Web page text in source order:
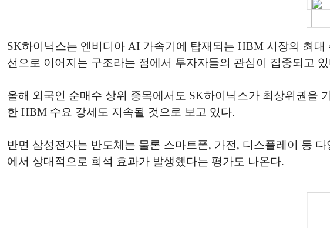
SK하이닉스는 엔비디아 AI 가속기에 탑재되는 HBM 시장의 최
선으로 이어지는 구조라는 점에서 투자자들의 관심이 집중되고
올해 외국인 순매수 상위 종목에서도 SK하이닉스가 최상위권을
한 HBM 수요 강세도 지속될 것으로 보고 있다.
반면 삼성전자는 반도체는 물론 스마트폰, 가전, 디스플레이 등
에서 상대적으로 희석 효과가 발생했다는 평가도 나온다.